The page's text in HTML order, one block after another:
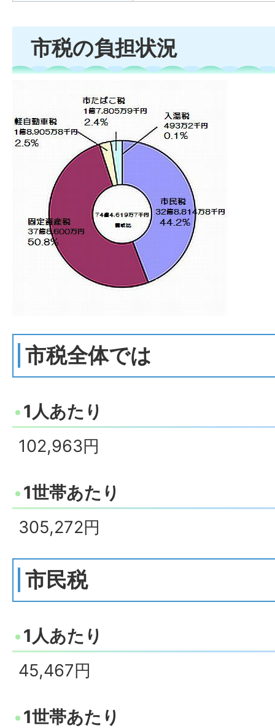
市税の負担状況
市税全体では
1人あたり
102,963円
1世帯あたり
305,272円
市民税
1人あたり
45,467円
1世帯あたり